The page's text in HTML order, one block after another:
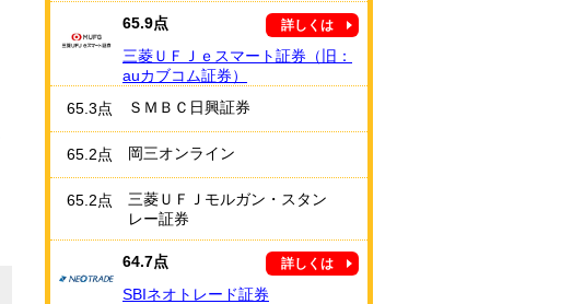
65.9点 詳しくは
三菱ＵＦＪｅスマート証券（旧：
auカブコム証券）
65.3点
ＳＭＢＣ日興証券
65.2点 岡三オンライン
65.2点
三菱ＵＦＪモルガン・スタン
レー証券
64.7点 詳しくは
SBIネオトレード証券